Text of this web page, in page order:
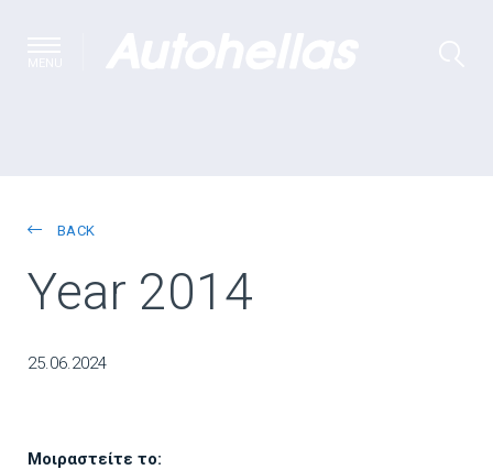
BACK
Year 2014
25.06.2024
Μοιραστείτε το: